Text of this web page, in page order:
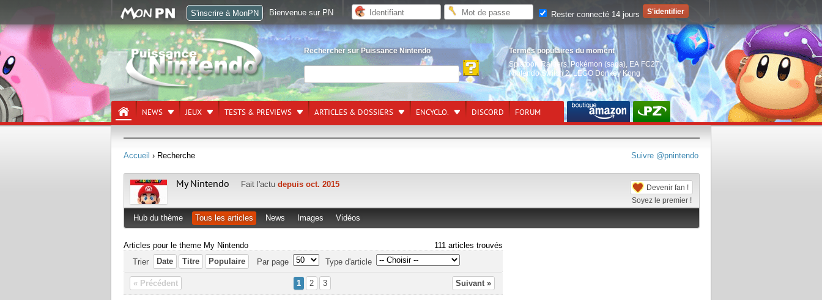
Rechercher sur Puissance Nintendo
Termes populaires du moment
Splatoon Raiders, Pokémon (saga) EA FC27,
Nintendo Switch 2,LEGO Donkey Kong
NEWS JEUX TESTS & PREVIEWS ARTICLES & DOSSIERS ENCYCLO. DISCORD FORUM
Suivre @pnintendo
Accueil › Recherche
Devenir fan !
Soyez le premier !
My Nintendo Fait l'actu depuis oct. 2015
Hub du thème Tous les articles News Images Vidéos
Articles pour le theme My Nintendo
111 articles trouvés
Trier
Date Titre Populaire Par page Type d'article
« Précédent 1 2 3 Suivant »
S'inscrire à MonPN Bienvenue sur PN Rester connecté 14 jours